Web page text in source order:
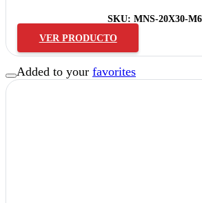
SKU: MNS-20X30-M6
VER PRODUCTO
Added to your favorites